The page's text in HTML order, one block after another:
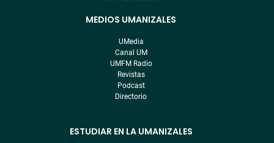
MEDIOS UMANIZALES
UMedia
Canal UM
UMFM Radio
Revistas
Podcast
Directorio
ESTUDIAR EN LA UMANIZALES